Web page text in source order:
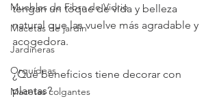
Muebles de Fibra de Vidrio
Macetas de jardín
Jardineras
Orquídeas
Macetas colgantes
tengan un toque de vida y belleza
natural que las vuelve más agradable y
acogedora.
¿Qué beneficios tiene decorar con
plantas?